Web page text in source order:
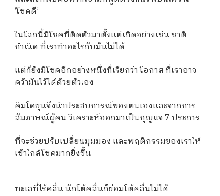
‘โชคดี’
ในโลกนี้มีโชคที่ติดตัวมาตั้งแต่เกิดอย่างเช่น ชาติ
กำเนิด ที่เราทำอะไรกับมันไม่ได้
แต่ก็ยังมีโชคอีกอย่างหนึ่งที่เรียกว่า โอกาส ที่เราอาจ
คว้ามันไว้ได้ด้วยตัวเอง
คิมโดยุนจึงนำประสบการณ์ของตนเองและจากการ
สัมภาษณ์ผู้คน วิเคราะห์ออกมาเป็นกุญแจ 7 ประการ
ที่จะช่วยปรับเปลี่ยนมุมมอง และพฤติกรรมของเราให้
เข้าใกล้โชคมากยิ่งขึ้น
ทะเลที่ไร้คลื่น นักโต้คลื่นก็ย่อมโต้คลื่นไม่ได้